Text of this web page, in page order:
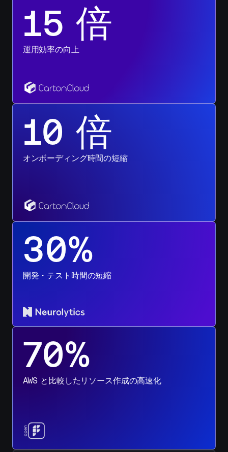
70%
AWS と比較したリソース作成の高速化
今
す
ぐ
始
30%
開発・テスト時間の短縮
今
す
ぐ
始
る
10 倍
オンボーディング時間の短縮
今
ぐ
始
15 倍
運用効率の向上
は
め
に